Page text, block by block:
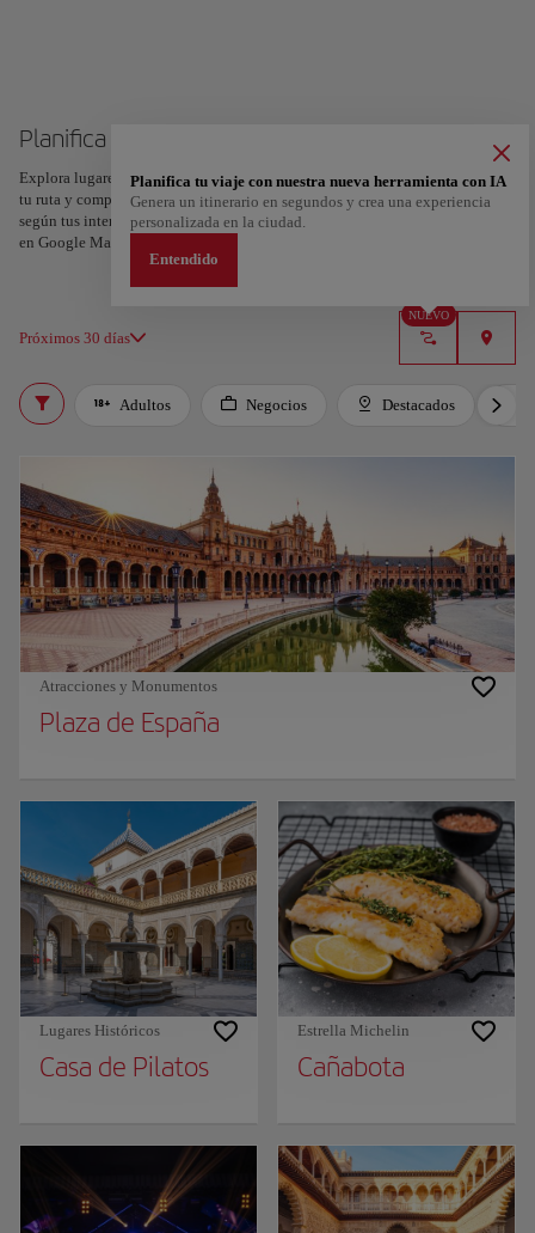
Planifica tu viaje a Sevilla
Explora lugares, experiencias y marca con el corazón tus favoritos para crear
tu ruta y compartirla. ¿Quieres más ideas? Obtén un itinerario personalizado
según tus intereses y la duración de tu viaje: en sólo dos pasos y descargable
en Google Maps.
Próximos 30 días
NUEVO
Planifica tu viaje con nuestra nueva herramienta con IA
Genera un itinerario en segundos y crea una experiencia
personalizada en la ciudad.
Entendido
Adultos Negocios Destacados
Atracciones y Monumentos
Plaza de España
Lugares Históricos
Casa de Pilatos
Estrella Michelin
Cañabota